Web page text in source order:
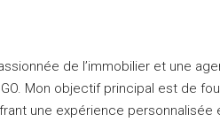
de l’immobilier et une
Mon objectif principal est de
une expérience personnalisée